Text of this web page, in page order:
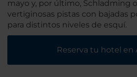
mayo y, por último, Schladming
vertiginosas pistas con bajadas
para distintos niveles de esquí.
Reserva tu hotel en